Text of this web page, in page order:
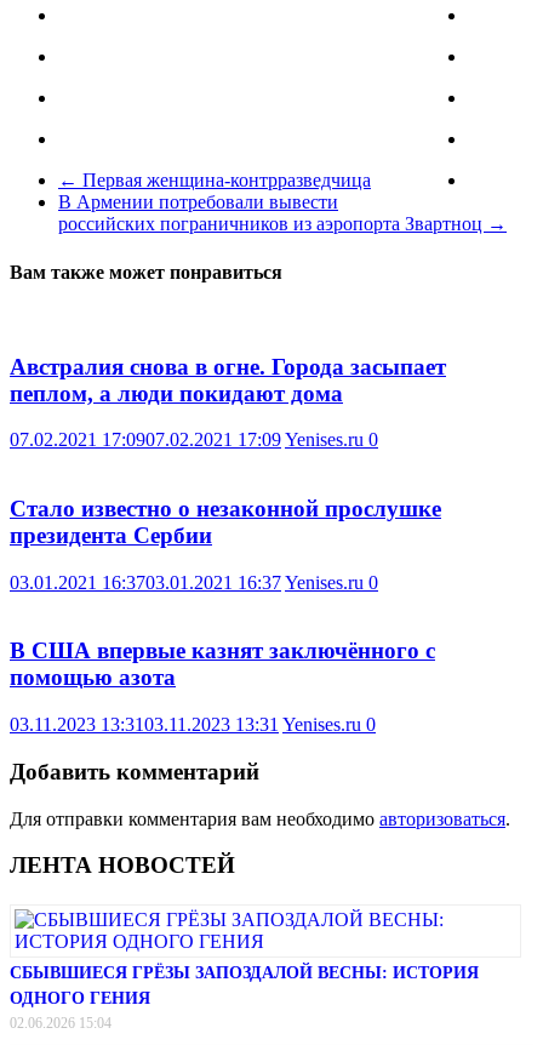
← Первая женщина-контрразведчица
В Армении потребовали вывести
российских пограничников из аэропорта Звартноц →
Вам также может понравиться
Австралия снова в огне. Города засыпает
пеплом, а люди покидают дома
07.02.2021 17:0907.02.2021 17:09Yenises.ru 0
Стало известно о незаконной прослушке
президента Сербии
03.01.2021 16:3703.01.2021 16:37Yenises.ru 0
В США впервые казнят заключённого с
помощью азота
03.11.2023 13:3103.11.2023 13:31 Yenises.ru 0
Добавить комментарий
Для отправки комментария вам необходимо авторизоваться.
ЛЕНТА НОВОСТЕЙ
СБЫВШИЕСЯ ГРЁЗЫ ЗАПОЗДАЛОЙ ВЕСНЫ: ИСТОРИЯ
ОДНОГО ГЕНИЯ
02.06.2026 15:04